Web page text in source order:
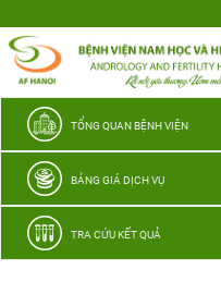
thương
TỔNG QUAN BỆNH VIỆN
BẢNG GIÁ DỊCH VỤ
TRA CỨU KẾT QUẢ